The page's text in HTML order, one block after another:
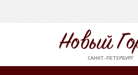
Новый
САНКТ-ПЕТЕРБУРГ